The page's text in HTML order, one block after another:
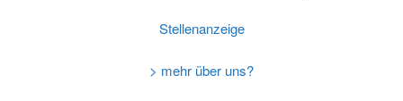
Stellenanzeige
> mehr über uns?